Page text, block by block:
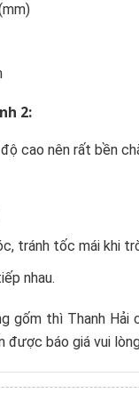
2:
cao nên rất bền
tránh tốc mái khi
nhau.
gốm thì Thanh
được báo giá vui